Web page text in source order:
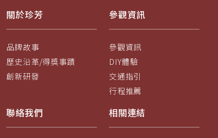
關於珍芳
品牌故事
歷史沿革/得獎事蹟
創新研發
參觀資訊
參觀資訊
DIY體驗
交通指引
行程推薦
聯絡我們 相關連結